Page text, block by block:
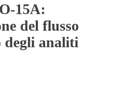
15A:
del flusso
degli analiti